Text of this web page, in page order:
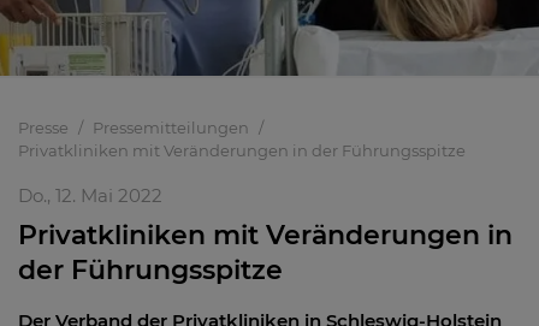
Presse
Pressemitteilungen
Privatkliniken mit Veränderungen in der Führungsspitze
Do., 12. Mai 2022
Privatkliniken mit Veränderungen in
der Führungsspitze
Der Verband der Privatkliniken in Schleswig-Holstein